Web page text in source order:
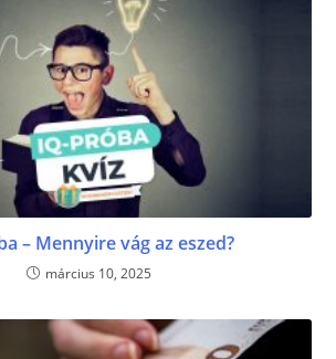
– Mennyire vág az eszed?
március 10, 2025